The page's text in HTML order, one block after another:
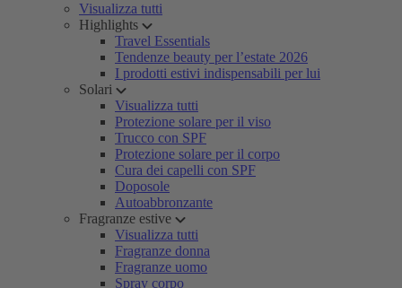
Visualizza tutti
Highlights
Travel Essentials
Tendenze beauty per l’estate 2026
I prodotti estivi indispensabili per lui
Solari
Visualizza tutti
Protezione solare per il viso
Trucco con SPF
Protezione solare per il corpo
Cura dei capelli con SPF
Doposole
Autoabbronzante
Fragranze estive
Visualizza tutti
Fragranze donna
Fragranze uomo
Spray corpo